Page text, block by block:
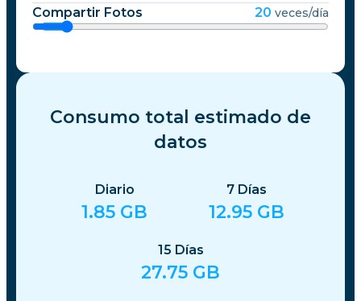
Compartir Fotos 20 veces/día
Consumo total estimado de
datos
Diario
1.85 GB
7 Días
12.95 GB
15 Días
27.75 GB